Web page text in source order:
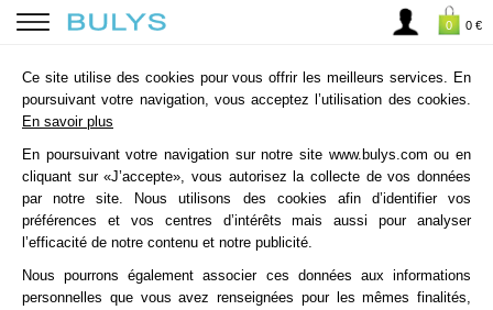
0 0 €
Ce site utilise des cookies pour vous offrir les meilleurs services. En
poursuivant votre navigation, vous acceptez l’utilisation des cookies.
En savoir plus
En poursuivant votre navigation sur notre site www.bulys.com ou en
cliquant sur «J’accepte», vous autorisez la collecte de vos données
par notre site. Nous utilisons des cookies afin d’identifier vos
préférences et vos centres d’intérêts mais aussi pour analyser
l’efficacité de notre contenu et notre publicité.
Nous pourrons également associer ces données aux informations
personnelles que vous avez renseignées pour les mêmes finalités,